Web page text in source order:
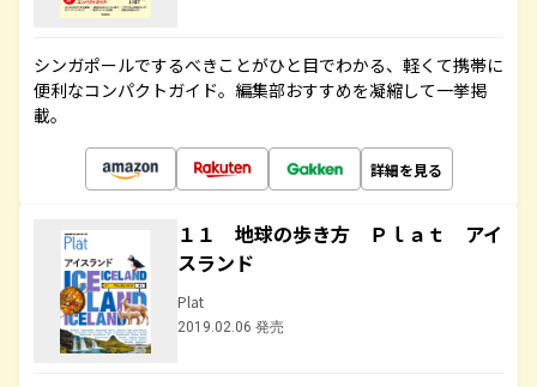
シンガポールでするべきことがひと目でわかる、軽くて携帯に
便利なコンパクトガイド。編集部おすすめを凝縮して一挙掲
載。
詳細を見る
１１ 地球の歩き方 Ｐｌａｔ アイ
スランド
Plat
2019.02.06 発売